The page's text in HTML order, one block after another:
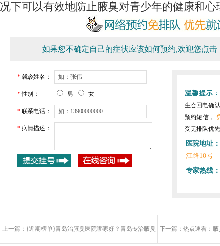
况下可以有效地防止腋臭对青少年的健康和心
如果您不确定自己的症状应该如何预约,欢迎您点击
* 就诊姓名：
*性别： 男 女
* 联系电话：
* 病情描述：
温馨提示：
生会回电确
预约短信，
受无排队优
医院地址：
江路10号
专家热线：
上一篇： {近期榜单}青岛治腋臭医院哪家好？青岛专治腋臭 下一篇： 热点速看：